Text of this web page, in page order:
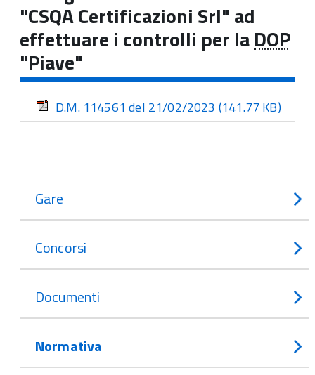
"CSQA Certificazioni Srl" ad
effettuare i controlli per laDOP
"Piave"
D.M. 114561 del 21/02/2023 (141.77 KB)
Gare
Concorsi
Documenti
Normativa